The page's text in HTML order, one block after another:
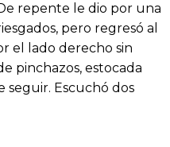
repente le dio por una
pero regresó al
el lado derecho sin
pinchazos, estocada
seguir. Escuchó dos